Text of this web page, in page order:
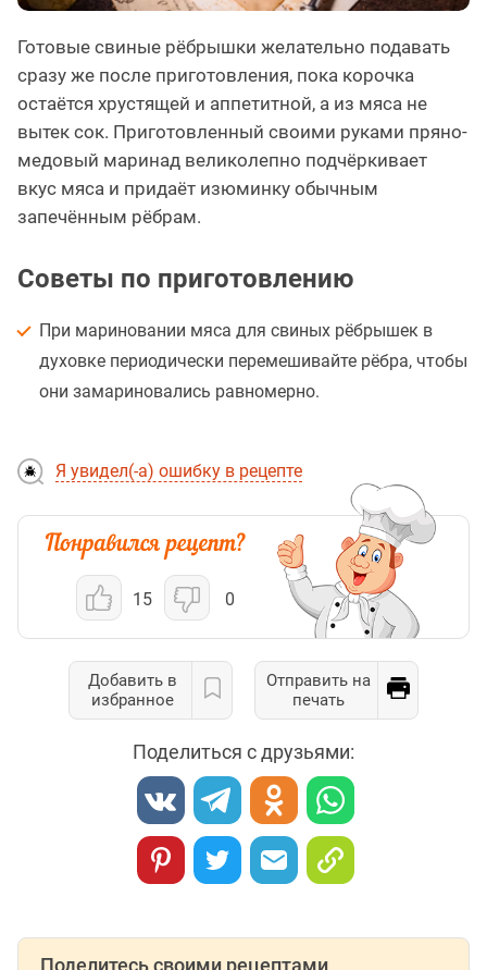
Готовые свиные рёбрышки желательно подавать
сразу же после приготовления, пока корочка
остаётся хрустящей и аппетитной, а из мяса не
вытек сок. Приготовленный своими руками пряно-
медовый маринад великолепно подчёркивает
вкус мяса и придаёт изюминку обычным
запечённым рёбрам.
Советы по приготовлению
При мариновании мяса для свиных рёбрышек в
духовке периодически перемешивайте рёбра, чтобы
они замариновались равномерно.
Я увидел(-а) ошибку в рецепте
15 0
Добавить в
избранное
Отправить на
печать
Поделиться с друзьями: